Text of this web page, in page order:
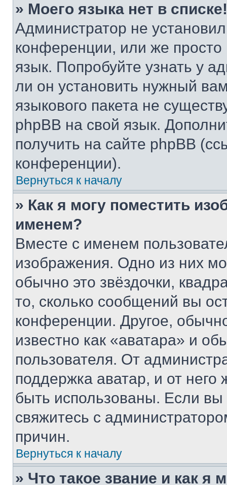
» Моего языка нет в списке!
Администратор не
конференции, или же
язык. Попробуйте узнать у
ли он установить нужный
языкового пакета не
phpBB на свой язык.
получить на сайте phpBB
конференции).
Вернуться к началу
» Как я могу поместить
именем?
Вместе с именем
изображения. Одно из них
обычно это звёздочки,
то, сколько сообщений вы
конференции. Другое,
известно как «аватара» и
пользователя. От
поддержка аватар, и от него
быть использованы. Если
свяжитесь с
причин.
Вернуться к началу
» Что такое звание и как я